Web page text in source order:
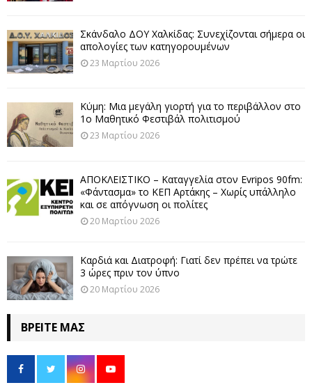
Σκάνδαλο ΔΟΥ Χαλκίδας: Συνεχίζονται σήμερα οι
απολογίες των κατηγορουμένων
23 Μαρτίου 2026
Κύμη: Μια μεγάλη γιορτή για το περιβάλλον στο
1ο Μαθητικό Φεστιβάλ πολιτισμού
23 Μαρτίου 2026
ΑΠΟΚΛΕΙΣΤΙΚΟ – Καταγγελία στον Evripos 90fm:
«Φάντασμα» το ΚΕΠ Αρτάκης – Χωρίς υπάλληλο
και σε απόγνωση οι πολίτες
20 Μαρτίου 2026
Καρδιά και Διατροφή: Γιατί δεν πρέπει να τρώτε
3 ώρες πριν τον ύπνο
20 Μαρτίου 2026
ΒΡΕΊΤΕ ΜΑΣ